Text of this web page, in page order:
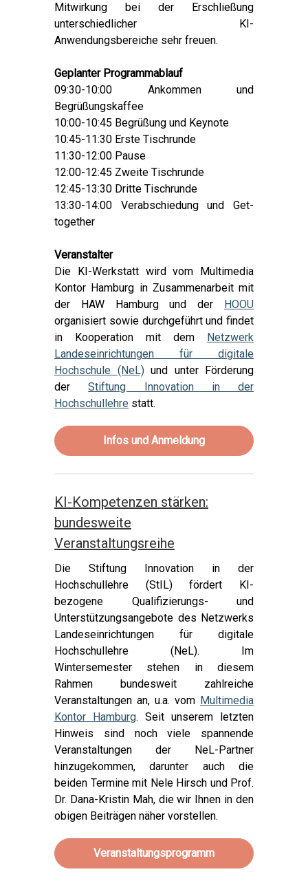
Mitwirkung bei der Erschließung
unterschiedlicher KI-
Anwendungsbereiche sehr freuen.
Geplanter Programmablauf
09:30-10:00 Ankommen und
Begrüßungskaffee
10:00-10:45 Begrüßung und Keynote
10:45-11:30 Erste Tischrunde
11:30-12:00 Pause
12:00-12:45 Zweite Tischrunde
12:45-13:30 Dritte Tischrunde
13:30-14:00 Verabschiedung und Get-
together
Veranstalter
Die KI-Werkstatt wird vom Multimedia
Kontor Hamburg in Zusammenarbeit mit
der HAW Hamburg und der HOOU
organisiert sowie durchgeführt und findet
in Kooperation mit dem Netzwerk
Landeseinrichtungen für digitale
Hochschule (NeL)und unter Förderung
derStiftung Innovation in der
Hochschullehre statt.
Infos und Anmeldung
KI-Kompetenzen stärken:
bundesweite
Veranstaltungsreihe
Die Stiftung Innovation in der
Hochschullehre (StIL) fördert KI-
bezogene Qualifizierungs- und
Unterstützungsangebote des Netzwerks
Landeseinrichtungen für digitale
Hochschullehre (NeL). Im
Wintersemester stehen in diesem
Rahmen bundesweit zahlreiche
Veranstaltungen an, u.a. vom Multimedia
Kontor Hamburg. Seit unserem letzten
Hinweis sind noch viele spannende
Veranstaltungen der NeL-Partner
hinzugekommen, darunter auch die
beiden Termine mit Nele Hirsch und Prof.
Dr. Dana-Kristin Mah, die wir Ihnen in den
obigen Beiträgen näher vorstellen.
Veranstaltungsprogramm